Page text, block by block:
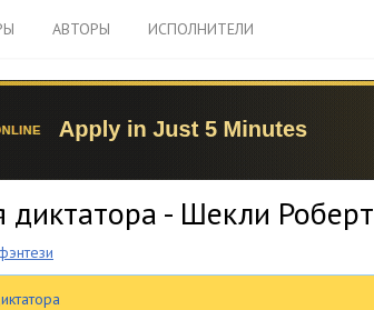
АВТОРЫ ИСПОЛНИТЕЛИ
диктатора - Шекли Роберт